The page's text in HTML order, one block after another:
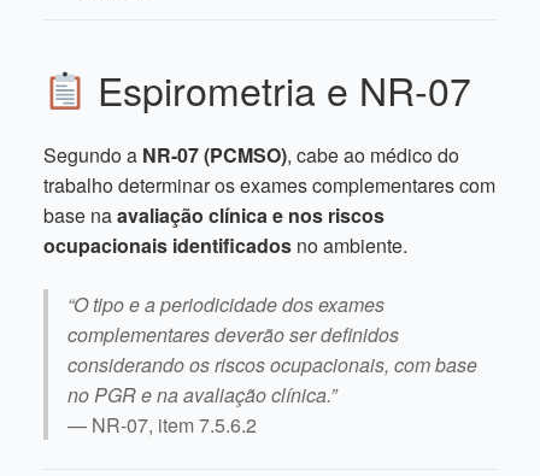
Espirometria e NR-07
Segundo a NR-07 (PCMSO), cabe ao médico do
trabalho determinar os exames complementares com
base naavaliação clínica e nos riscos
ocupacionais identificados no ambiente.
“O tipo e a periodicidade dos exames
complementares deverão ser definidos
considerando os riscos ocupacionais, com base
no PGR e na avaliação clínica.”
— NR-07, item 7.5.6.2